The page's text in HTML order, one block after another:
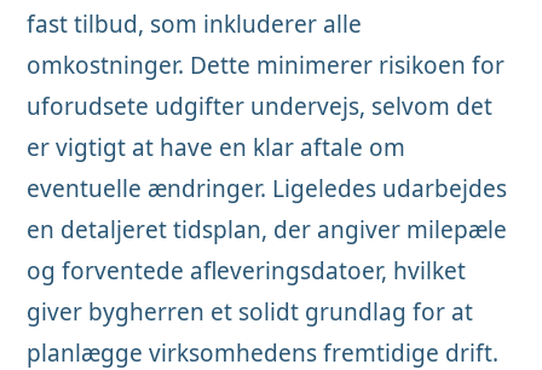
fast tilbud, som inkluderer alle
omkostninger. Dette minimerer risikoen for
uforudsete udgifter undervejs, selvom det
er vigtigt at have en klar aftale om
eventuelle ændringer. Ligeledes udarbejdes
en detaljeret tidsplan, der angiver milepæle
og forventede afleveringsdatoer, hvilket
giver bygherren et solidt grundlag for at
planlægge virksomhedens fremtidige drift.